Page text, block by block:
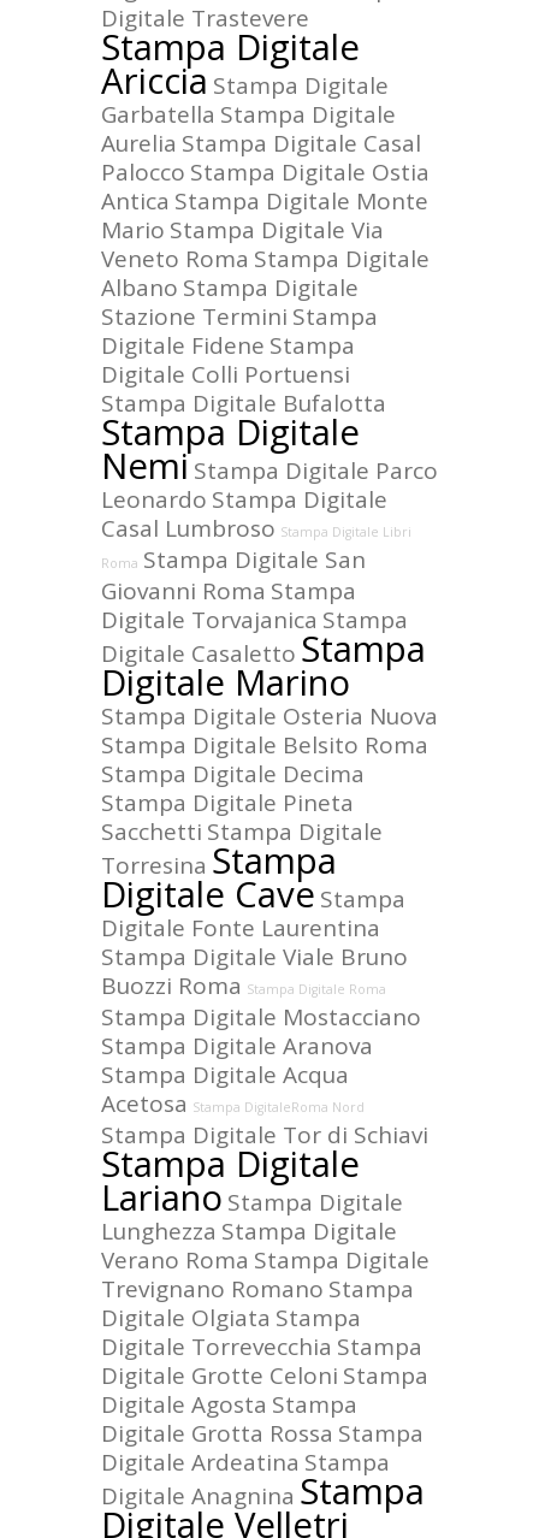
Digitale Trastevere
Stampa Digitale
Ariccia Stampa Digitale
Garbatella Stampa Digitale
Aurelia Stampa Digitale Casal
Palocco Stampa Digitale Ostia
Antica Stampa Digitale Monte
Mario Stampa Digitale Via
Veneto Roma Stampa Digitale
Albano Stampa Digitale
Stazione Termini Stampa
Digitale Fidene Stampa
Digitale Colli Portuensi
Stampa Digitale Bufalotta
Stampa Digitale
NemiStampa Digitale Parco
Leonardo Stampa Digitale
Casal Lumbroso Stampa Digitale Libri
Roma Stampa Digitale San
Giovanni Roma Stampa
Digitale Torvajanica Stampa
Digitale Casaletto Stampa
Digitale Marino
Stampa Digitale Osteria Nuova
Stampa Digitale Belsito Roma
Stampa Digitale Decima
Stampa Digitale Pineta
Sacchetti Stampa Digitale
Torresina Stampa
Digitale Cave Stampa
Digitale Fonte Laurentina
Stampa Digitale Viale Bruno
Buozzi Roma Stampa Digitale Roma
Stampa Digitale Mostacciano
Stampa Digitale Aranova
Stampa Digitale Acqua
Acetosa Stampa DigitaleRoma Nord
Stampa Digitale Tor di Schiavi
Stampa Digitale
Lariano Stampa Digitale
Lunghezza Stampa Digitale
Verano Roma Stampa Digitale
Trevignano Romano Stampa
Digitale Olgiata Stampa
Digitale Torrevecchia Stampa
Digitale Grotte Celoni Stampa
Digitale Agosta Stampa
Digitale Grotta Rossa Stampa
Digitale Ardeatina Stampa
Digitale Anagnina Stampa
Digitale Velletri